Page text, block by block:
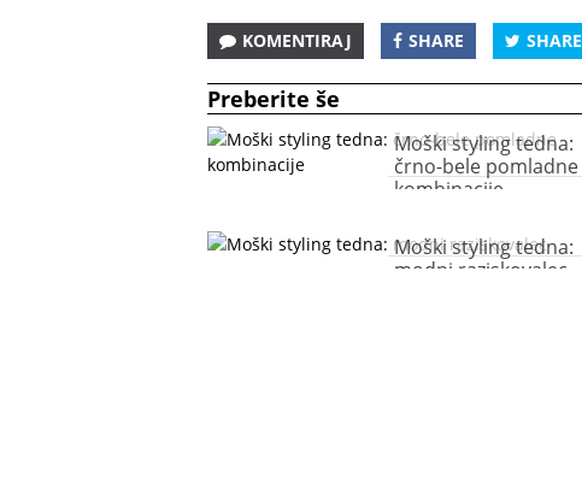
KOMENTIRAJ SHARE SHARE
Preberite še
Moški styling tedna:
črno-bele pomladne
kombinacije
Moški styling tedna:
modni raziskovalec